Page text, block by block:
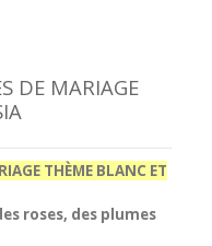
DE MARIAGE
THÈME BLANC ET
roses, des plumes